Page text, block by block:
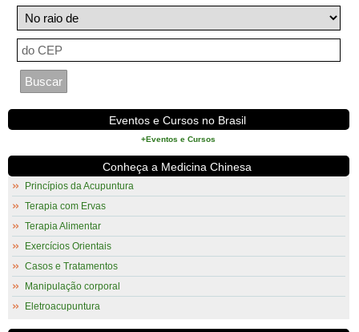
Eventos e Cursos no Brasil
+Eventos e Cursos
Conheça a Medicina Chinesa
Princípios da Acupuntura
Terapia com Ervas
Terapia Alimentar
Exercícios Orientais
Casos e Tratamentos
Manipulação corporal
Eletroacupuntura